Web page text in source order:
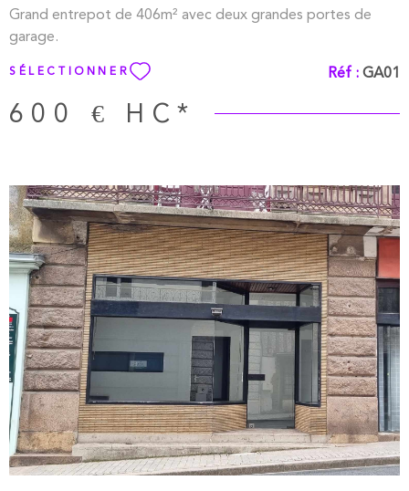
Grand entrepot de 406m² avec deux grandes portes de
garage.
SÉLECTIONNER Réf : GA01
600 € HC*
VOIR LE BIEN